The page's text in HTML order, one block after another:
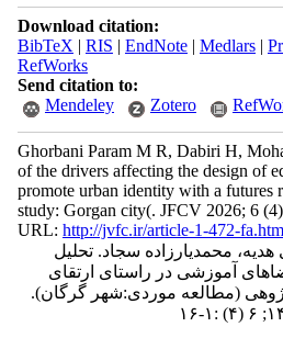
Download citation:
BibTeX | RIS | EndNote| Medlars|
RefWorks
Send citation to:
Mendeley
Zotero
Ghorbani Param M R, Dabiri H,
of the drivers affecting the design of
promote urban identity with a futures
study: Gorgan city(. JFCV 2026; 6 (4)
URL: http://jvfc.ir/article-1-472-
محمدیارزاده سجاد. تحلیل
آموزشی در راستای ارتقای
(مطالعه موردی:شهر گرگان).